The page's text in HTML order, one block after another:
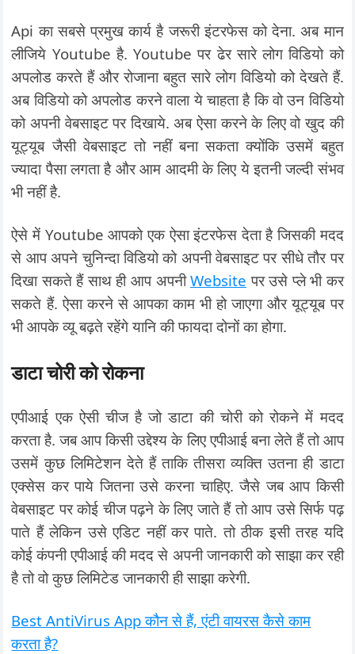
Api का सबसे प्रमुख कार्य है जरूरी इंटरफेस को देना. अब मान
लीजिये Youtube है. Youtube पर ढेर सारे लोग विडियो को
अपलोड करते हैं और रोजाना बहुत सारे लोग विडियो को देखते हैं.
अब विडियो को अपलोड करने वाला ये चाहता है कि वो उन विडियो
को अपनी वेबसाइट पर दिखाये. अब ऐसा करने के लिए वो खुद की
यूट्यूब जैसी वेबसाइट तो नहीं बना सकता क्योंकि उसमें बहुत
ज्यादा पैसा लगता है और आम आदमी के लिए ये इतनी जल्दी संभव
भी नहीं है.
ऐसे में Youtube आपको एक ऐसा इंटरफेस देता है जिसकी मदद
से आप अपने चुनिन्दा विडियो को अपनी वेबसाइट पर सीधे तौर पर
दिखा सकते हैं साथ ही आप अपनीWebsite पर उसे प्ले भी कर
सकते हैं. ऐसा करने से आपका काम भी हो जाएगा और यूट्यूब पर
भी आपके व्यू बढ़ते रहेंगे यानि की फायदा दोनों का होगा.
डाटा चोरी को रोकना
एपीआई एक ऐसी चीज है जो डाटा की चोरी को रोकने में मदद
करता है. जब आप किसी उद्देश्य के लिए एपीआई बना लेते हैं तो आप
उसमें कुछ लिमिटेशन देते हैं ताकि तीसरा व्यक्ति उतना ही डाटा
एक्सेस कर पाये जितना उसे करना चाहिए. जैसे जब आप किसी
वेबसाइट पर कोई चीज पढ़ने के लिए जाते हैं तो आप उसे सिर्फ पढ़
पाते हैं लेकिन उसे एडिट नहीं कर पाते. तो ठीक इसी तरह यदि
कोई कंपनी एपीआई की मदद से अपनी जानकारी को साझा कर रही
है तो वो कुछ लिमिटेड जानकारी ही साझा करेगी.
Best AntiVirus App कौन से हैं, एंटी वायरस कैसे काम
करता है?